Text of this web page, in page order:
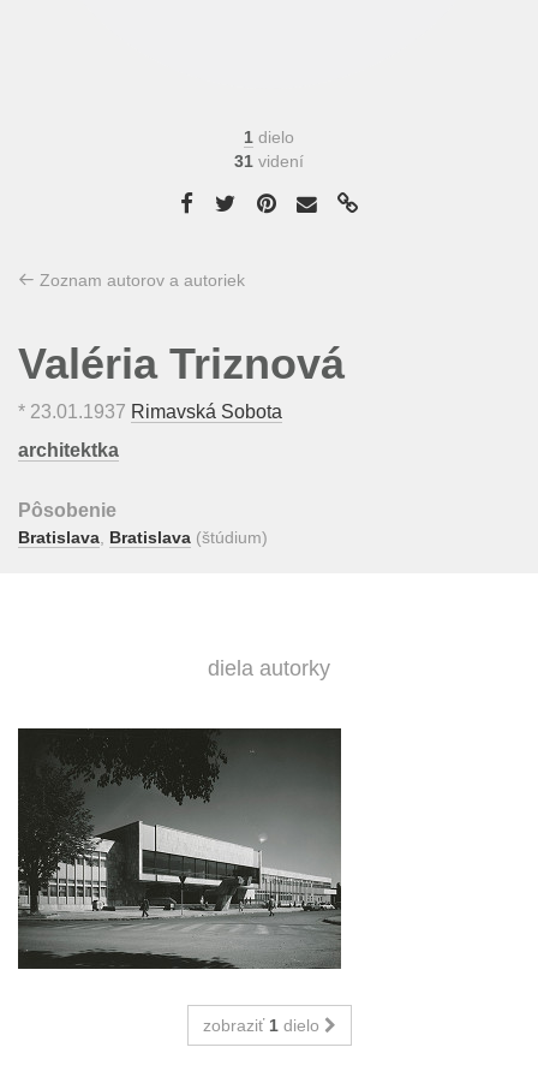
1 dielo
31 videní
Zoznam autorov a autoriek
Valéria Triznová
* 23.01.1937 Rimavská Sobota
architektka
Pôsobenie
Bratislava Bratislava (štúdium)
diela autorky
zobraziť 1dielo